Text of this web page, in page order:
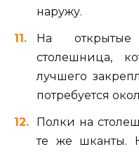
наружу.
На открытые
столешница,
лучшего
потребуется
Полки на
те же шканты.